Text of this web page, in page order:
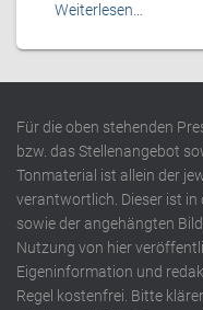
Weiterlesen…
Für die oben stehenden
bzw. das Stellenangebot
Tonmaterial ist allein der
verantwortlich. Dieser ist in
sowie der angehängten
Nutzung von hier
Eigeninformation und
Regel kostenfrei. Bitte